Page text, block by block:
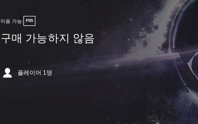
이용 가능: PS5
구매 가능하지 않음
플레이어 1명